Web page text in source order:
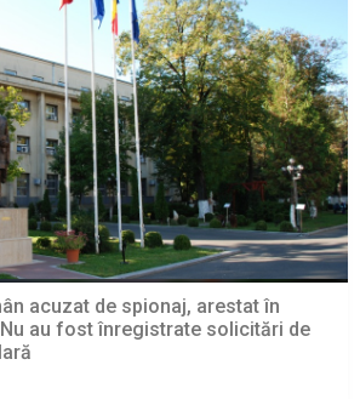
acuzat de spionaj, arestat în
Nu au fost înregistrate solicitări de